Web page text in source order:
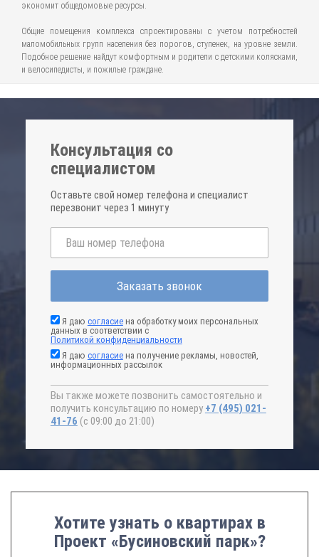
экономит общедомовые ресурсы.
Общие помещения комплекса спроектированы с учетом потребностей
маломобильных групп населения без порогов, ступенек, на уровне земли.
Подобное решение найдут комфортным и родители с детскими колясками,
и велосипедисты, и пожилые граждане.
Консультация со
специалистом
Оставьте свой номер телефона и специалист
перезвонит через 1 минуту
Заказать звонок
Я даю согласиена обработку моих персональных
данных в соответствии с
Политикой конфиденциальности
Я даю согласиена получение рекламы, новостей,
информационных рассылок
Вы также можете позвонить самостоятельно и
получить консультацию по номеру +7 (495) 021-
41-76 (с 09:00 до 21:00)
Хотите узнать о квартирах в
Проект «Бусиновский парк»?